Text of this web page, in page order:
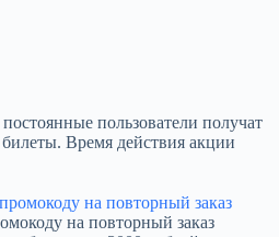
пользователи получат
Время действия акции
на повторный заказ